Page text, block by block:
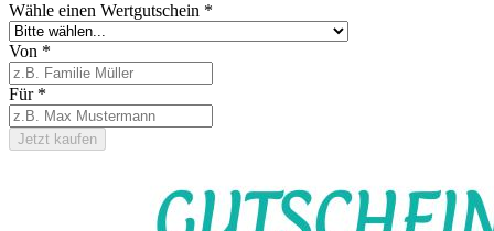
Wähle einen Wertgutschein *
Von *
Für *
Jetzt kaufen